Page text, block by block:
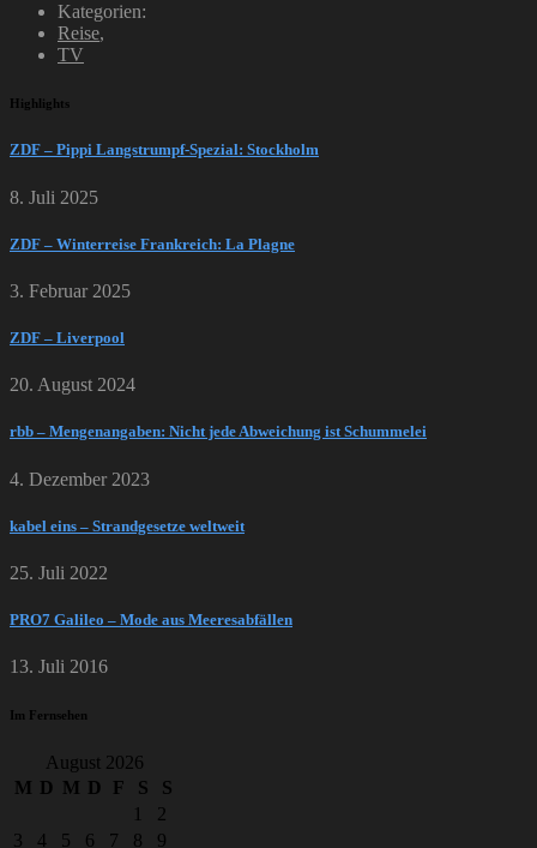
Kategorien:
Reise,
TV
Highlights
ZDF – Pippi Langstrumpf-Spezial: Stockholm
8. Juli 2025
ZDF – Winterreise Frankreich: La Plagne
3. Februar 2025
ZDF – Liverpool
20. August 2024
rbb – Mengenangaben: Nicht jede Abweichung ist Schummelei
4. Dezember 2023
kabel eins – Strandgesetze weltweit
25. Juli 2022
PRO7 Galileo – Mode aus Meeresabfällen
13. Juli 2016
Im Fernsehen
August 2026
M D M D F S
S
1
2
3
4 5 6 7 8 9